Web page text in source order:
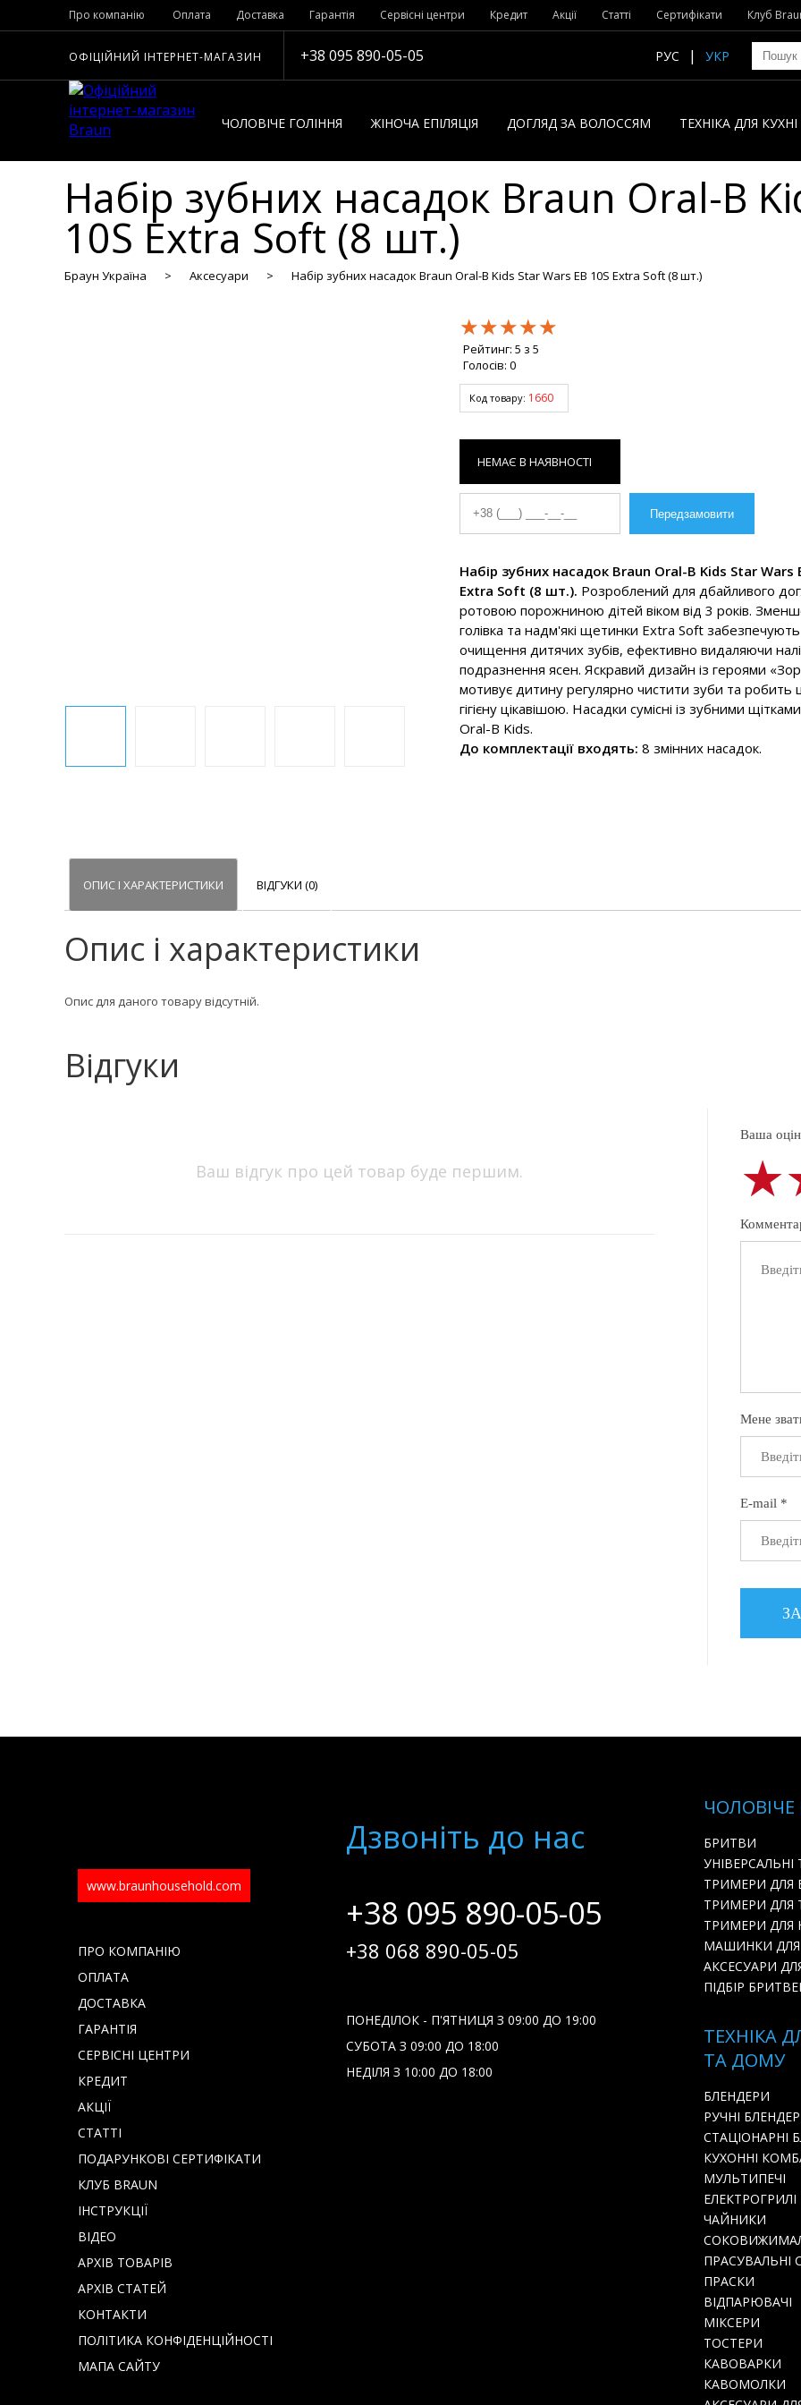
Про компанію Оплата Доставка Гарантія Сервісні центри Кредит Акції Статті Сертифікати Клуб
ОФІЦІЙНИЙ ІНТЕРНЕТ-МАГАЗИН +38 095 890-05-05 РУС УКР
ЧОЛОВІЧЕ ГОЛІННЯ ЖІНОЧА ЕПІЛЯЦІЯ ДОГЛЯД ЗА ВОЛОССЯМ ТЕХНІКА ДЛЯ
Набір зубних насадок Braun Oral-B
10S Extra Soft (8 шт.)
Браун Україна Аксесуари Набір зубних насадок Braun Oral-B Kids Star Wars EB 10S Extra Soft (8 шт.)
★★★★★
★★★★★
★★★★★
Рейтинг: 5 з 5
Голосів: 0
Код товару: 1660
НЕМАЄ В НАЯВНОСТІ
Набір зубних насадок Braun Oral-B Kids Star Wars
Extra Soft (8 шт.). Розроблений для дбайливого
ротовою порожниною дітей віком від 3 років.
голівка та надм'які щетинки Extra Soft забезпечують
очищення дитячих зубів, ефективно видаляючи
подразнення ясен. Яскравий дизайн із героями
мотивує дитину регулярно чистити зуби та
гігієну цікавішою. Насадки сумісні із зубними
Oral-B Kids.
До комплектації входять: 8 змінних насадок.
ОПИС І ХАРАКТЕРИСТИКИ ВІДГУКИ (0)
Опис і характеристики
Опис для даного товару відсутній.
Відгуки
Ваш відгук про цей товар буде першим.
Ваша
Мене
E-mail *
www.braunhousehold.com
ПРО КОМПАНІЮ
ОПЛАТА
ДОСТАВКА
ГАРАНТІЯ
СЕРВІСНІ ЦЕНТРИ
КРЕДИТ
АКЦІЇ
СТАТТІ
ПОДАРУНКОВІ СЕРТИФІКАТИ
КЛУБ BRAUN
IНСТРУКЦІЇ
ВІДЕО
АРХІВ ТОВАРІВ
АРХІВ СТАТЕЙ
КОНТАКТИ
ПОЛІТИКА КОНФІДЕНЦІЙНОСТІ
МАПА САЙТУ
Дзвонiть до нас
+38 095 890-05-05
+38 068 890-05-05
ПОНЕДІЛОК - П'ЯТНИЦЯ З 09:00 ДО 19:00
СУБОТА З 09:00 ДО 18:00
НЕДІЛЯ З 10:00 ДО 18:00
ЧОЛОВІЧЕ
БРИТВИ
ТРИМЕРИ ДЛЯ
ТРИМЕРИ ДЛЯ
ТРИМЕРИ ДЛЯ
МАШИНКИ
АКСЕСУАРИ
ПІДБІР
ТЕХНІКА
ТА ДОМУ
БЛЕНДЕРИ
РУЧНІ
СТАЦІОНАРНІ
КУХОННІ
МУЛЬТИПЕЧІ
ЕЛЕКТРОГРИЛІ
ЧАЙНИКИ
ПРАСУВАЛЬНІ
ПРАСКИ
ВІДПАРЮВАЧІ
МІКСЕРИ
ТОСТЕРИ
КАВОВАРКИ
КАВОМОЛКИ